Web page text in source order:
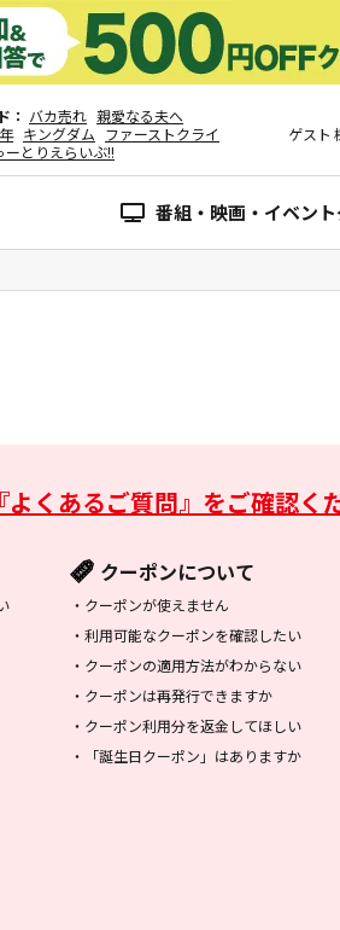
バカ売れ 親愛なる夫へ
キングダム ファーストクライ
ーとりえらいぶ!!
ゲスト
番組・映画・イベン
『よくあるご質問』をご確認く
クーポンについて
・ クーポンが使えません
・ 利用可能なクーポンを確認したい
・ クーポンの適用方法がわからない
・ クーポンは再発行できますか
・ クーポン利用分を返金してほしい
・
「誕生日クーポン」はありますか